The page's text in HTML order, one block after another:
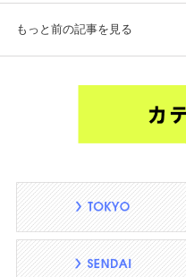
もっと前の記事を見る